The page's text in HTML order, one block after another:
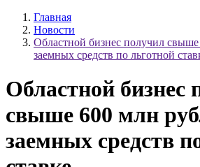
Главная
Новости
Областной бизнес получил
заемных средств по льготной
Областной бизнес
свыше 600 млн
заемных средств